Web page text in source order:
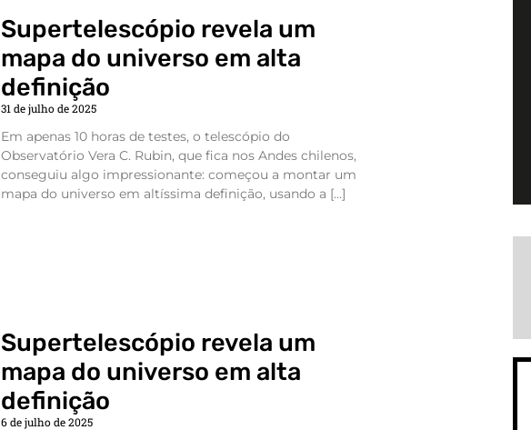
Supertelescópio revela um
mapa do universo em alta
definição
31 de julho de 2025
Em apenas 10 horas de testes, o telescópio do
Observatório Vera C. Rubin, que fica nos Andes chilenos,
conseguiu algo impressionante: começou a montar um
mapa do universo em altíssima definição, usando a […]
Supertelescópio revela um
mapa do universo em alta
definição
6 de julho de 2025